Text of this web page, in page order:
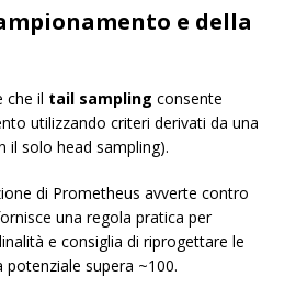
e della
che il tail sampling consente
utilizzando criteri derivati da una
il solo head sampling).
di Prometheus avverte contro
una regola pratica per
e consiglia di riprogettare le
supera ~100.